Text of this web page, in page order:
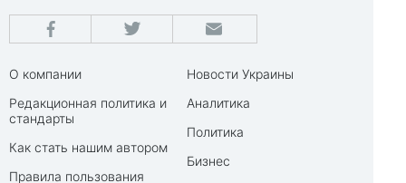
О компании
Редакционная политика и
стандарты
Как стать нашим автором
Правила пользования
Новости Украины
Аналитика
Политика
Бизнес